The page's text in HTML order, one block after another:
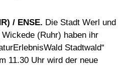
/ ENSE. Die Stadt Werl und
(Ruhr) haben ihr
Stadtwald“
11.30 Uhr wird der neue